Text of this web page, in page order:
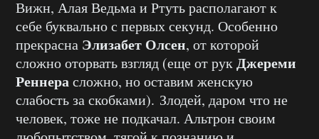
Вижн, Алая Ведьма и Ртуть располагают к
себе буквально с первых секунд. Особенно
прекрасна Элизабет Олсен, от которой
сложно оторвать взгляд (еще от рукДжереми
Реннерасложно, но оставим женскую
слабость за скобками). Злодей, даром что не
человек, тоже не подкачал. Альтрон своим